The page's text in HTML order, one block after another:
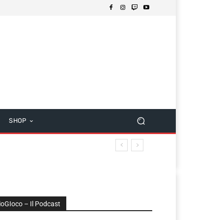
SHOP
ioGIoco – Il Podcast